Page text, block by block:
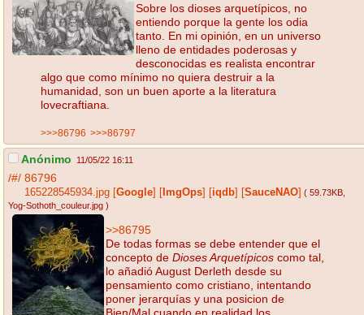
Sobre los dioses arquetípicos, no
entiendo porque la gente los odia
tanto. En mi opinión, en un universo
lleno de entidades poderosas y
desconocidas es realista encontrar
algo que como mínimo no quiera destruir a la
humanidad, son un buen aporte a la literatura
lovecraftiana.
>>>86796 >>>86797
Anónimo 11/05/22 16:11
/#/ 86796
165228545934.jpg Google ImgOps iqdb SauceNAO ( 59.73KB
Yog-Sothoth_couleur.jpg )
>>86795
De todas formas se debe entender que el
concepto de Dioses Arquetípicos como tal,
lo añadió August Derleth desde su
pensamiento como cristiano, intentando
poner jerarquías y una posicion de